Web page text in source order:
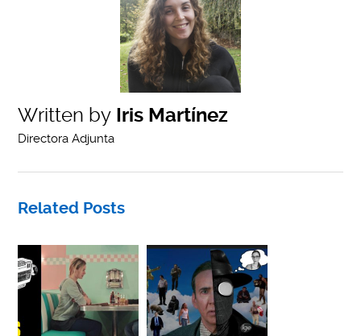
Written by Iris Martínez
Directora Adjunta
Related Posts